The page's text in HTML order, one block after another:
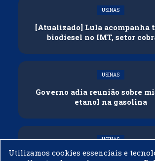
USINAS
[Atualizado] Lula acompanha
biodiesel no IMT, setor
USINAS
Governo adia reunião sobre
etanol na gasolina
USINAS
CNPE veda importação de
Utilizamos cookies essenciais e